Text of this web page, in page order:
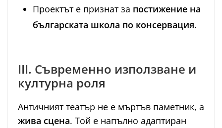
Проектът е признат за постижение на
българската школа по консервация.
III. Съвременно използване и
културна роля
Античният театър не е мъртъв паметник, а
жива сцена. Той е напълно адаптиран